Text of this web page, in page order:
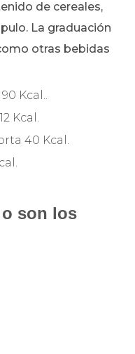
de cereales,
La graduación
otras bebidas
Kcal..
Kcal.
40 Kcal.
o son los